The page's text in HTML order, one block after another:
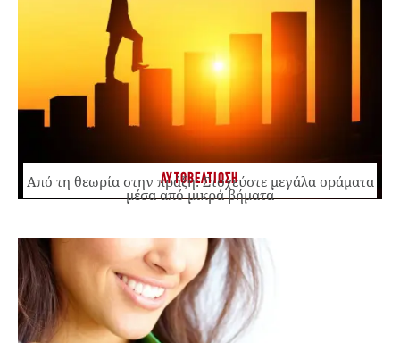
ΑΥΤΟΒΕΛΤΙΩΣΗ
Από τη θεωρία στην πράξη: Στοχεύστε μεγάλα οράματα
μέσα από μικρά βήματα